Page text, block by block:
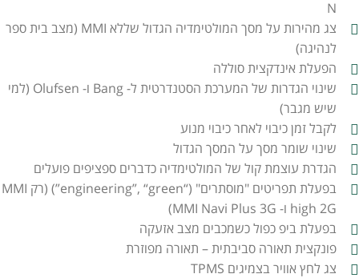
N
צג מהירות על מסך המולטימדיה הגדול שללא MMI (מצב בית ספר
לנהיגה)
הפעלת אינדקצית סוללה
שינוי הגדרות של המערכת הסטנדרטית ל- Bang ו- Olufsen (למי
שיש מגבר)
לקבל זמן כיבוי לאחר כיבוי מנוע
שינוי שומר מסך על המסך הגדול
הגדרת עוצמת קול של המולטימדיה כדברים ספציפים פועלים
בפעלת תפריטים "מוסתרים" (“engineering”, “green”) (רק MMI
high 2G ו- MMI Navi Plus 3G)
בפעלת ביפ כפול כשמכבים מצב אזעקה
פונקצית תאורה סביבתית – תאורה מפוזרת
צג לחץ אוויר בצמיגים TPMS